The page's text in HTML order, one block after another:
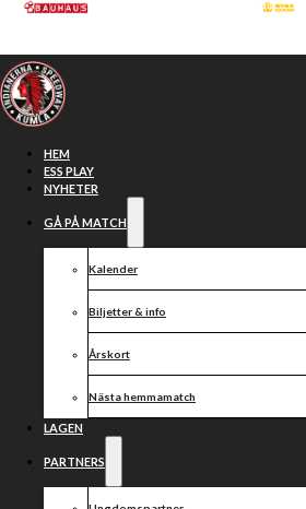
Hoppa till huvudinnehåll
HEM
ESS PLAY
NYHETER
GÅ PÅ MATCH
Kalender
Biljetter & info
Årskort
Nästa hemmamatch
LAGEN
PARTNERS
Nytt
samarbete